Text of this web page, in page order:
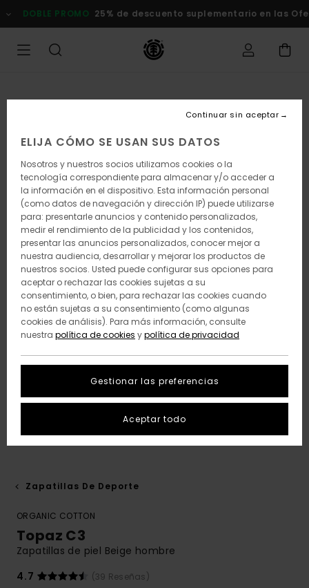
la
DOBLE PROMO 25% de descuento suplementario en las
Zapatillas De Deporte
ORGANIC COTTON
Topaz C3
Zapatillas de piel Beige hombre
4.7
(39 Reseñas)
ELIJA CÓMO SE USAN SUS DATOS
Nosotros y nuestros socios utilizamos cookies o la
tecnología correspondiente para almacenar y/o acceder a
la información en el dispositivo. Esta información personal
(como datos de navegación y dirección IP) puede utilizarse
para: presentarle anuncios y contenido personalizados,
medir el rendimiento de la publicidad y los contenidos,
presentar las anuncios personalizados, conocer mejor a
nuestra audiencia, desarrollar y mejorar los productos de
nuestros socios. Usted puede configurar sus opciones para
aceptar o rechazar las cookies sujetas a su
consentimiento, o bien, para rechazar las cookies cuando
no están sujetas a su consentimiento (como algunas
cookies de análisis). Para más información, consulte
nuestra política de cookies ypolítica de privacidad
Gestionar las preferencias
Continuar sin aceptar
Aceptar todo